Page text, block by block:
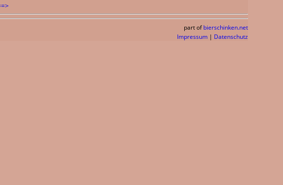
part of bierschinken.net
Impressum | Datenschutz